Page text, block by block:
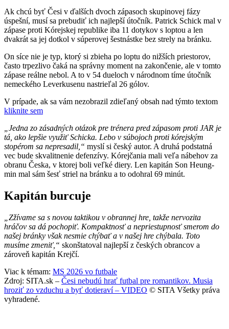
Ak chcú byť Česi v ďalších dvoch zápasoch skupinovej fázy
úspešní, musí sa prebudiť ich najlepší útočník. Patrick Schick mal v
zápase proti Kórejskej republike iba 11 dotykov s loptou a len
dvakrát sa jej dotkol v súperovej šestnástke bez strely na bránku.
On síce nie je typ, ktorý si zbieha po loptu do nižších priestorov,
často trpezlivo čaká na správny moment na zakončenie, ale v tomto
zápase reálne nebol. A to v 54 dueloch v národnom tíme útočník
nemeckého Leverkusenu nastrieľal 26 gólov.
V prípade, ak sa vám nezobrazil zdieľaný obsah nad týmto textom
kliknite sem
„Jedna zo zásadných otázok pre trénera pred zápasom proti JAR je
tá, ako lepšie využiť Schicka. Lebo v súbojoch proti kórejským
stopérom sa nepresadil,“ myslí si český autor. A druhá podstatná
vec bude skvalitnenie defenzívy. Kórejčania mali veľa nábehov za
obranu Česka, v ktorej boli veľké diery. Len kapitán Son Heung-
min mal sám šesť striel na bránku a to odohral 69 minút.
Kapitán burcuje
„Zžívame sa s novou taktikou v obrannej hre, takže nervozita
hráčov sa dá pochopiť. Kompaktnosť a nepriestupnosť smerom do
našej bránky však nesmie chýbať a v našej hre chýbala. Toto
musíme zmeniť,“ skonštatoval najlepší z českých obrancov a
zároveň kapitán Krejčí.
Viac k témam: MS 2026 vo futbale
Zdroj: SITA.sk – Česi nebudú hrať futbal pre romantikov. Musia
hroziť zo vzduchu a byť dotieraví – VIDEO © SITA Všetky práva
vyhradené.